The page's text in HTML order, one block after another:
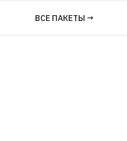
ВСЕ ПАКЕТЫ →